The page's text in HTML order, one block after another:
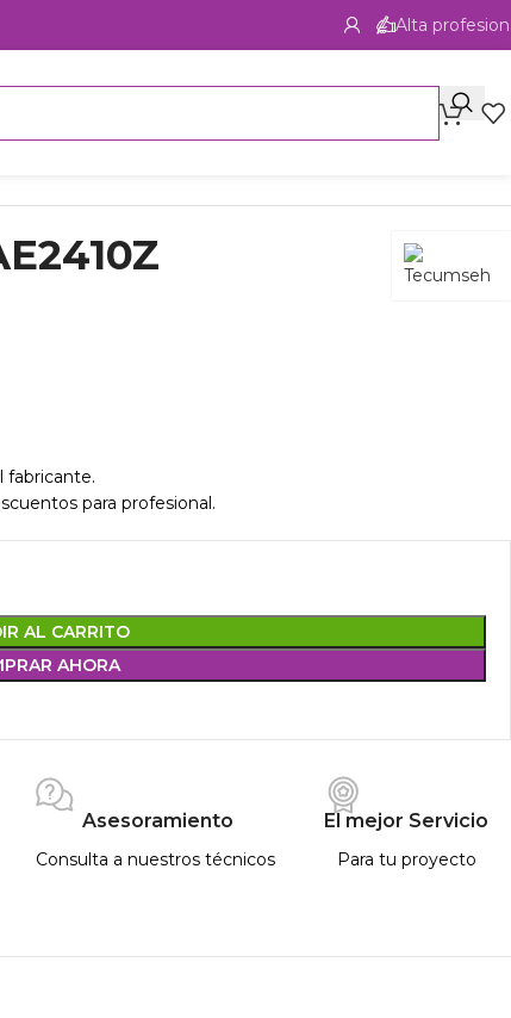
Alta
fabricante.
para profesional.
AL CARRITO
AHORA
Asesoramiento
Consulta a nuestros técnicos
El mejor Servicio
Para tu proyecto